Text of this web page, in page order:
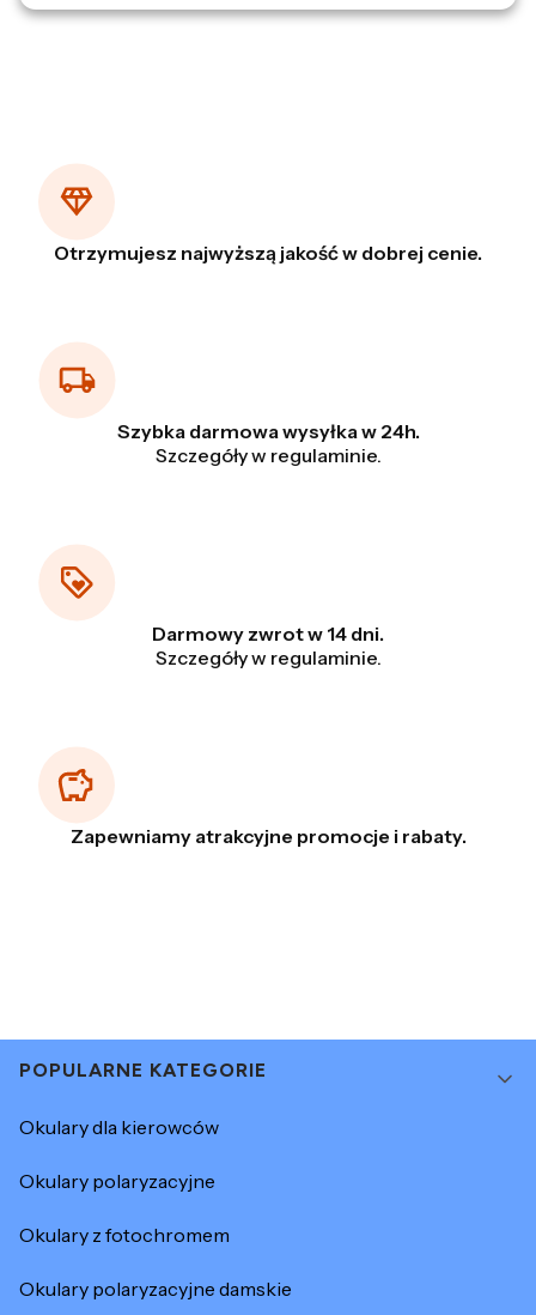
Otrzymujesz najwyższą jakość w dobrej cenie.
Szybka darmowa wysyłka w 24h.
Szczegóły w regulaminie.
Darmowy zwrot w 14 dni.
Szczegóły w regulaminie.
Zapewniamy atrakcyjne promocje i rabaty.
Linki w stopce
POPULARNE KATEGORIE
Okulary dla kierowców
Okulary polaryzacyjne
Okulary z fotochromem
Okulary polaryzacyjne damskie